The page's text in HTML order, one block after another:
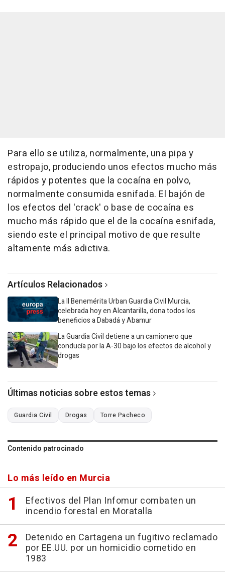
Para ello se utiliza, normalmente, una pipa y
estropajo, produciendo unos efectos mucho más
rápidos y potentes que la cocaína en polvo,
normalmente consumida esnifada. El bajón de
los efectos del 'crack' o base de cocaína es
mucho más rápido que el de la cocaína esnifada,
siendo este el principal motivo de que resulte
altamente más adictiva.
Artículos Relacionados
La II Benemérita Urban Guardia Civil Murcia,
celebrada hoy en Alcantarilla, dona todos los
beneficios a Dabadá y Abamur
La Guardia Civil detiene a un camionero que
conducía por la A-30 bajo los efectos de alcohol y
drogas
Últimas noticias sobre estos temas
Guardia Civil Drogas Torre Pacheco
Contenido patrocinado
Lo más leído en Murcia
Efectivos del Plan Infomur combaten un
incendio forestal en Moratalla
Detenido en Cartagena un fugitivo reclamado
por EE.UU. por un homicidio cometido en
1983